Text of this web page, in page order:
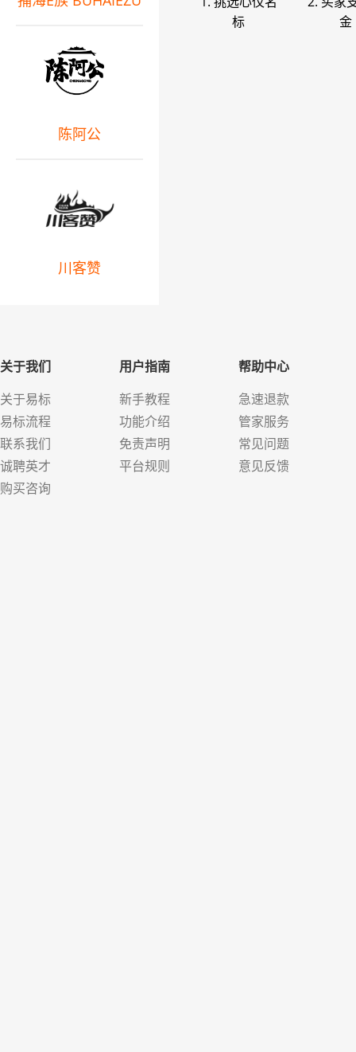
标
金
陈阿公
川客赞
关于我们
关于易标
易标流程
联系我们
诚聘英才
购买咨询
用户指南
新手教程
功能介绍
免责声明
平台规则
帮助中心
急速退款
管家服务
常见问题
意见反馈